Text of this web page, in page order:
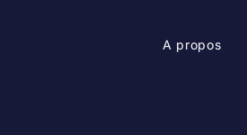
A propos